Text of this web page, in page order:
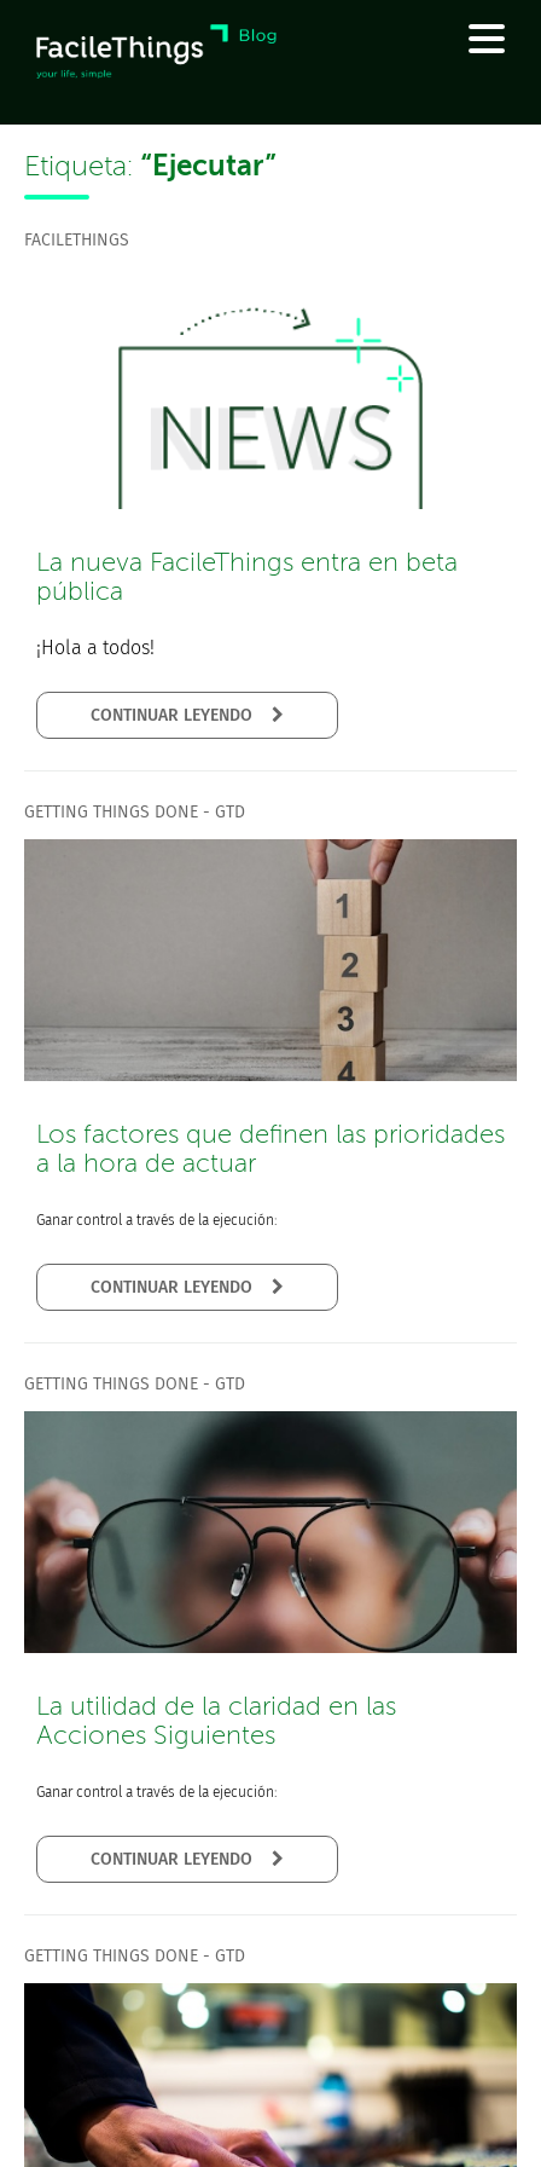
Etiqueta: “Ejecutar”
FACILETHINGS
La nueva FacileThings entra en beta
pública
¡Hola a todos!
GETTING THINGS DONE - GTD
Los factores que definen las prioridades
a la hora de actuar
Ganar control a través de la ejecución:
GETTING THINGS DONE - GTD
La utilidad de la claridad en las
Acciones Siguientes
Ganar control a través de la ejecución:
GETTING THINGS DONE - GTD